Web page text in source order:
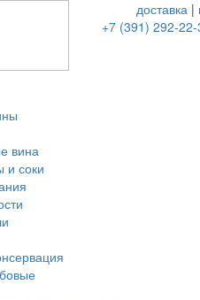
доставка |
+7 (391) 292-22-
вина
соки